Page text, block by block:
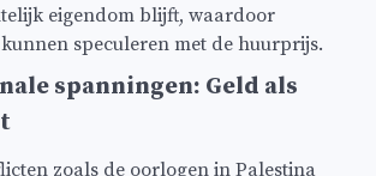
eigendom blijft, waardoor
speculeren met de huurprijs.
spanningen: Geld als
zoals de oorlogen in Palestina